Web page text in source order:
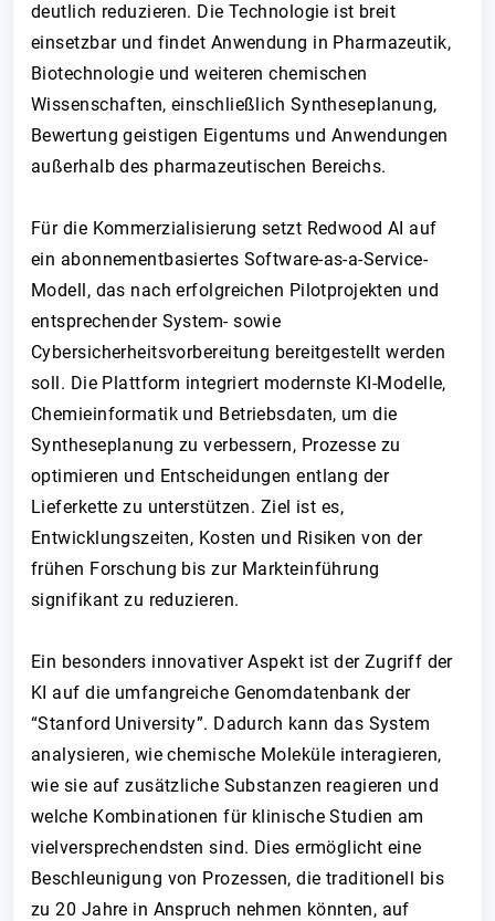
deutlich reduzieren. Die Technologie ist breit
einsetzbar und findet Anwendung in Pharmazeutik,
Biotechnologie und weiteren chemischen
Wissenschaften, einschließlich Syntheseplanung,
Bewertung geistigen Eigentums und Anwendungen
außerhalb des pharmazeutischen Bereichs.
Für die Kommerzialisierung setzt Redwood AI auf
ein abonnementbasiertes Software-as-a-Service-
Modell, das nach erfolgreichen Pilotprojekten und
entsprechender System- sowie
Cybersicherheitsvorbereitung bereitgestellt werden
soll. Die Plattform integriert modernste KI-Modelle,
Chemieinformatik und Betriebsdaten, um die
Syntheseplanung zu verbessern, Prozesse zu
optimieren und Entscheidungen entlang der
Lieferkette zu unterstützen. Ziel ist es,
Entwicklungszeiten, Kosten und Risiken von der
frühen Forschung bis zur Markteinführung
signifikant zu reduzieren.
Ein besonders innovativer Aspekt ist der Zugriff der
KI auf die umfangreiche Genomdatenbank der
“Stanford University”. Dadurch kann das System
analysieren, wie chemische Moleküle interagieren,
wie sie auf zusätzliche Substanzen reagieren und
welche Kombinationen für klinische Studien am
vielversprechendsten sind. Dies ermöglicht eine
Beschleunigung von Prozessen, die traditionell bis
zu 20 Jahre in Anspruch nehmen könnten, auf